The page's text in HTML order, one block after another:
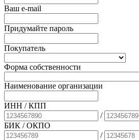
Ваш e-mail
Придумайте пароль
Покупатель
Форма собственности
Наименование организации
ИНН / КПП
/
БИК / ОКПО
/